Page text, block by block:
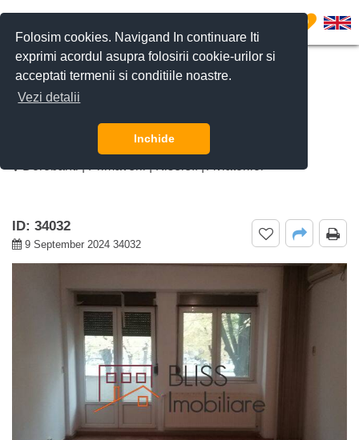
Folosim cookies. Navigand In continuare Iti
exprimi acordul asupra folosirii cookie-urilor si
acceptati termenii si conditiile noastre.
Vezi detalii
Inchide
0
Charles de Gaulle, Bucuresti
ID: 34032
9 September 2024 34032
CERE DETALII SUNĂ-NE